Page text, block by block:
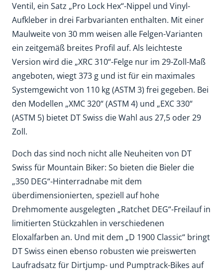
Ventil, ein Satz „Pro Lock Hex“-Nippel und Vinyl-
Aufkleber in drei Farbvarianten enthalten. Mit einer
Maulweite von 30 mm weisen alle Felgen-Varianten
ein zeitgemäß breites Profil auf. Als leichteste
Version wird die „XRC 310“-Felge nur im 29-Zoll-Maß
angeboten, wiegt 373 g und ist für ein maximales
Systemgewicht von 110 kg (ASTM 3) frei gegeben. Bei
den Modellen „XMC 320“ (ASTM 4) und „EXC 330“
(ASTM 5) bietet DT Swiss die Wahl aus 27,5 oder 29
Zoll.
Doch das sind noch nicht alle Neuheiten von DT
Swiss für Mountain Biker: So bieten die Bieler die
„350 DEG“-Hinterradnabe mit dem
überdimensionierten, speziell auf hohe
Drehmomente ausgelegten „Ratchet DEG“-Freilauf in
limitierten Stückzahlen in verschiedenen
Eloxalfarben an. Und mit dem „D 1900 Classic“ bringt
DT Swiss einen ebenso robusten wie preiswerten
Laufradsatz für Dirtjump- und Pumptrack-Bikes auf